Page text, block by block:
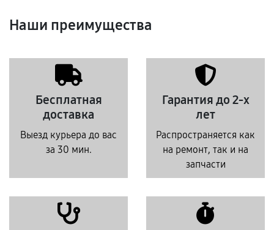
Наши преимущества
Бесплатная
доставка
Выезд курьера до вас
за 30 мин.
Гарантия до 2-х
лет
Распространяется как
на ремонт, так и на
запчасти